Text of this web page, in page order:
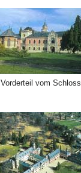
Vorderteil vom Schloss